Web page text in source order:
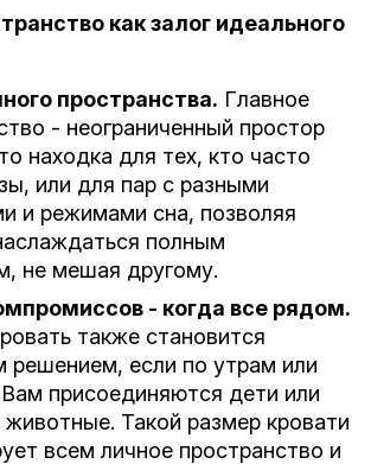
как залог идеального
пространства. Главное
- неограниченный простор
находка для тех, кто часто
или для пар с разными
и режимами сна, позволяя
полным
не мешая другому.
- когда все рядом.
также становится
решением, если по утрам или
присоединяются дети или
Такой размер кровати
всем личное пространство и